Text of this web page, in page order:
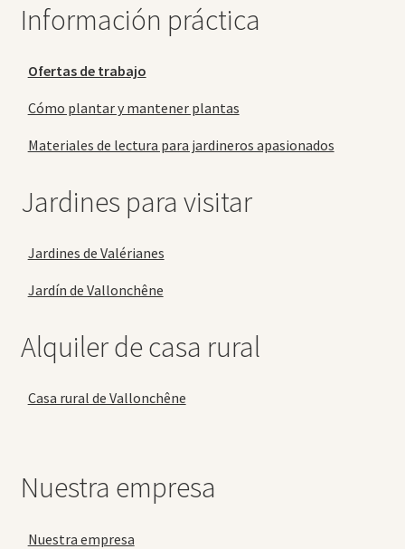
Información práctica
Ofertas de trabajo
Cómo plantar y mantener plantas
Materiales de lectura para jardineros apasionados
Jardines para visitar
Jardines de Valérianes
Jardín de Vallonchêne
Alquiler de casa rural
Casa rural de Vallonchêne
Nuestra empresa
Nuestra empresa